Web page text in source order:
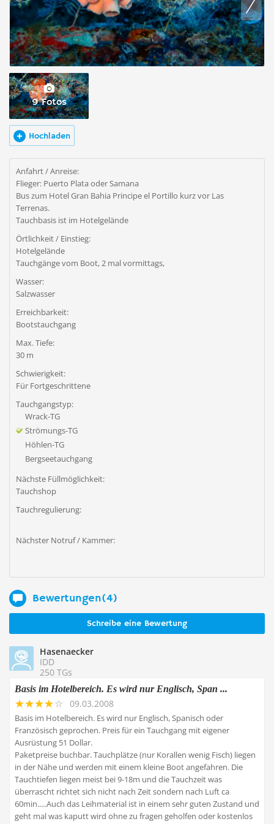
9 Fotos
Hochladen
Anfahrt / Anreise:
Flieger: Puerto Plata oder Samana
Bus zum Hotel Gran Bahia Principe el Portillo kurz vor Las
Terrenas.
Tauchbasis ist im Hotelgelände
Örtlichkeit / Einstieg:
Hotelgelände
Tauchgänge vom Boot, 2 mal vormittags,
Wasser:
Salzwasser
Erreichbarkeit:
Bootstauchgang
Max. Tiefe:
30 m
Schwierigkeit:
Für Fortgeschrittene
Tauchgangstyp:
Wrack-TG
Strömungs-TG
Höhlen-TG
Bergseetauchgang
Nächste Füllmöglichkeit:
Tauchshop
Tauchregulierung:
Nächster Notruf / Kammer:
Bewertungen(4)
Schreibe eine Bewertung
Hasenaecker
IDD
250 TGs
Basis im Hotelbereich. Es wird nur Englisch, Span ...
09.03.2008
Basis im Hotelbereich. Es wird nur Englisch, Spanisch oder
Französisch geprochen. Preis für ein Tauchgang mit eigener
Ausrüstung 51 Dollar.
Paketpreise buchbar. Tauchplätze (nur Korallen wenig Fisch) liegen
in der Nähe und werden mit einem kleine Boot angefahren. Die
Tauchtiefen liegen meist bei 9-18m und die Tauchzeit was
überrascht richtet sich nicht nach Zeit sondern nach Luft ca
60min.....Auch das Leihmaterial ist in einem sehr guten Zustand und
geht mal was kaputt wird ohne zu fragen geholfen oder kostenlos